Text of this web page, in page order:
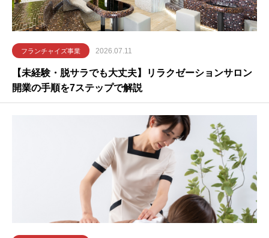
フランチャイズ事業 2026.07.11
【未経験・脱サラでも大丈夫】リラクゼーションサロン
開業の手順を7ステップで解説